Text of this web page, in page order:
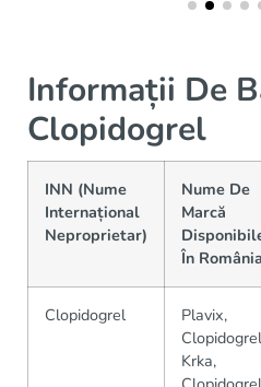
Informații De
Clopidogrel
INN (Nume
Internațional
Neproprietar)
Nume De
Marcă
În România
Clopidogrel
Plavix,
Clopidogrel
Krka,